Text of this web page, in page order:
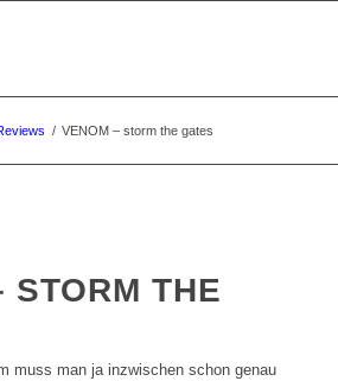
/ VENOM – storm the gates
STORM THE
muss man ja inzwischen schon genau